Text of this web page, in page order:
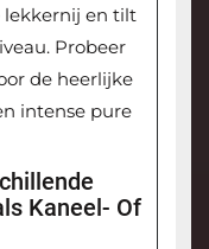
lekkernij en tilt
Probeer
de heerlijke
intense pure
Kaneel- Of